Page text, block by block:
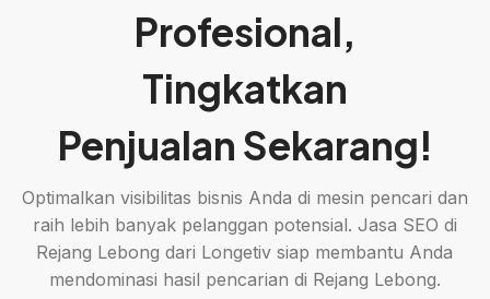
Profesional,
Tingkatkan
Penjualan Sekarang!
Optimalkan visibilitas bisnis Anda di mesin pencari dan
raih lebih banyak pelanggan potensial. Jasa SEO di
Rejang Lebong dari Longetiv siap membantu Anda
mendominasi hasil pencarian di Rejang Lebong.